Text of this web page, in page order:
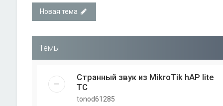
Новая тема
Темы
Странный звук из MikroTik hAP lite
TC
tonod61285